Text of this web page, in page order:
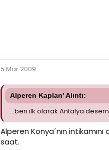
5 Mar 2009
Alperen Kaplan' Alıntı:
...ben ilk olarak Antalya
Alperen Konya´nın
saat.